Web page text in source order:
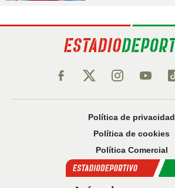
Política de privacidad
Política de cookies
Política Comercial
Aviso legal